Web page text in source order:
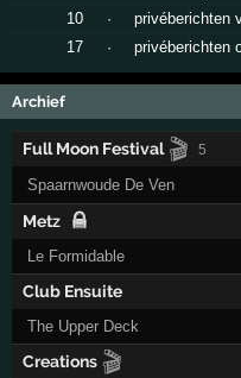
10
·
privéberichten
17
· privéberichten
Archief
Full Moon Festival 🎬 5
Spaarnwoude De Ven
Metz
Le Formidable
Club Ensuite
The Upper Deck
Creations 🎬